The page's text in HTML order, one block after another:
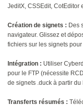
JeditX, CSSEdit, CotEditor
Création de signets : Des
navigateur. Glissez et
fichiers sur les signets
Intégration : Utiliser
pour le FTP (nécessite
de signets .duck à partir du
Transferts résumés :